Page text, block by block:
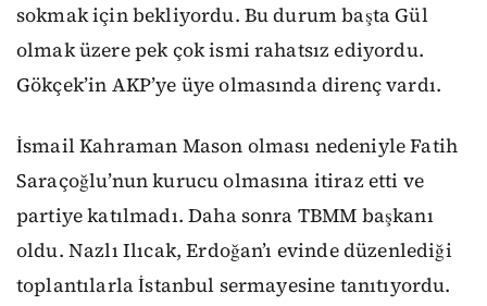
sokmak için bekliyordu. Bu durum başta Gül
olmak üzere pek çok ismi rahatsız ediyordu.
Gökçek’in AKP’ye üye olmasında direnç vardı.
İsmail Kahraman Mason olması nedeniyle Fatih
Saraçoğlu’nun kurucu olmasına itiraz etti ve
partiye katılmadı. Daha sonra TBMM başkanı
oldu. Nazlı Ilıcak, Erdoğan’ı evinde düzenlediği
toplantılarla İstanbul sermayesine tanıtıyordu.